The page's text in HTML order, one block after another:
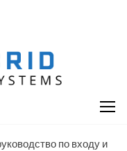
по входу и